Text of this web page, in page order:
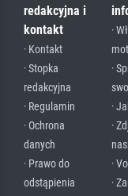
redakcyjna i
kontakt
· Kontakt
· Stopka
redakcyjna
· Regulamin
· Ochrona
danych
· Prawo do
odstąpienia
·
·
·
·
·
·